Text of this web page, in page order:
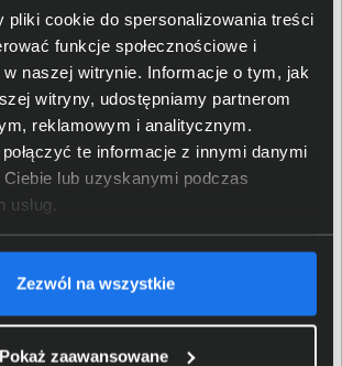
pliki cookie do spersonalizowania treści
funkcje społecznościowe i
naszej witrynie. Informacje o tym, jak
witryny, udostępniamy partnerom
reklamowym i analitycznym.
te informacje z innymi danymi
lub uzyskanymi podczas
Zezwól na wszystkie
Pokaż zaawansowane
zajętości. Pozwalają one łatwo
osoba aktualnie rozmawia, czy też
wolna.